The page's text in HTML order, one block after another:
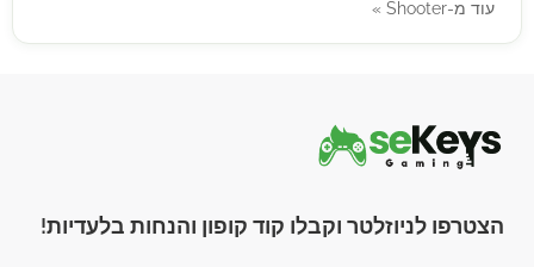
עוד מ-Shooter »
הצטרפו לניוזלטר וקבלו קוד קופון והנחות בלעדיות!